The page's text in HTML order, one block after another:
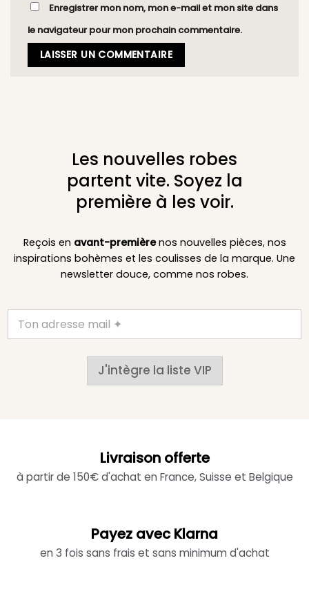
Enregistrer mon nom, mon e-mail et mon site dans
le navigateur pour mon prochain commentaire.
Les nouvelles robes
partent vite. Soyez la
première à les voir.
Reçois en avant-premièrenos nouvelles pièces, nos
inspirations bohèmes et les coulisses de la marque. Une
newsletter douce, comme nos robes.
J'intègre la liste VIP
Livraison offerte
à partir de 150€ d'achat en France, Suisse et Belgique
Payez avec Klarna
en 3 fois sans frais et sans minimum d'achat